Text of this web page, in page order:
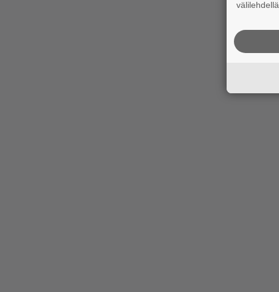
välilehdellä.